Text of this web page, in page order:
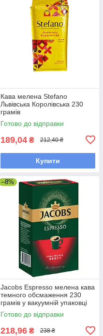
Кава мелена Stefano
Львівська Королівська 230
грамів
Готово до відправки
189,04 ₴ 212,40 ₴
Купити
–8%
Jacobs Espresso мелена кава
темного обсмаження 230
грамів у вакуумній упаковці
Готово до відправки
218,96 ₴ 238 ₴